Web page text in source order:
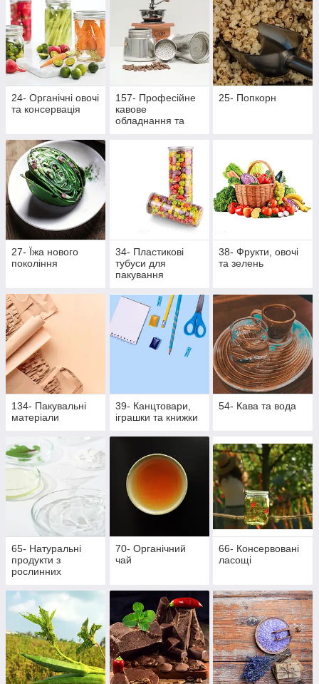
24- Органічні овочі
та консервація
157- Професійне
кавове
обладнання та
25- Попкорн
27- Їжа нового
покоління
34- Пластикові
тубуси для
пакування
38- Фрукти, овочі
та зелень
134- Пакувальні
матеріали
39- Канцтовари,
іграшки та книжки
54- Кава та вода
65- Натуральні
продукти з
рослинних
70- Органічний
чай
66- Консервовані
ласощі